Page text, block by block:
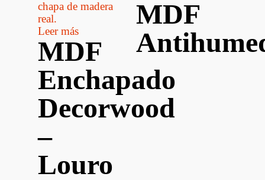
Leer más
MDF
Enchapado
Decorwood
–
Louro
MDF